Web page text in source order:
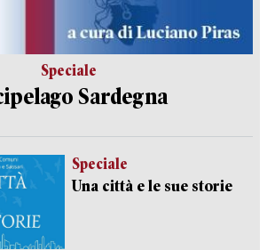
Speciale
Sardegna
Speciale
Una città e le sue storie